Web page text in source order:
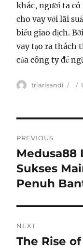
khác, người ta có
cho vay với lãi
biểu giao dịch.
vay tạo ra thách
của công ty để
Author
triarisandi
navigation
PREVIOUS
Previous
post:
Medusa88
Sukses
Penuh
NEXT
Next
The Rise